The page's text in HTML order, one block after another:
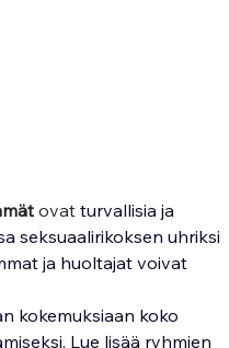
ovat turvallisia ja
seksuaalirikoksen uhriksi
ja huoltajat voivat
kokemuksiaan koko
Lue lisää ryhmien